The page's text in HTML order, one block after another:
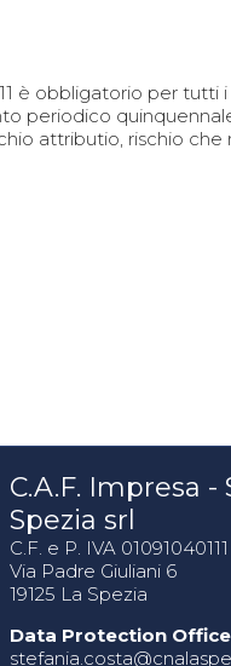
è obbligatorio per
periodico
attributio, rischio
C.A.F. Impresa -
Spezia srl
C.F. e P. IVA 01091040111
Via Padre Giuliani 6
19125 La Spezia
Data Protection